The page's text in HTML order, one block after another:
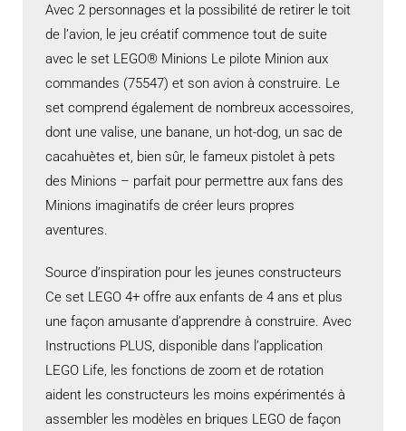
Avec 2 personnages et la possibilité de retirer le toit
de l’avion, le jeu créatif commence tout de suite
avec le set LEGO® Minions Le pilote Minion aux
commandes (75547) et son avion à construire. Le
set comprend également de nombreux accessoires,
dont une valise, une banane, un hot-dog, un sac de
cacahuètes et, bien sûr, le fameux pistolet à pets
des Minions – parfait pour permettre aux fans des
Minions imaginatifs de créer leurs propres
aventures.
Source d’inspiration pour les jeunes constructeurs
Ce set LEGO 4+ offre aux enfants de 4 ans et plus
une façon amusante d’apprendre à construire. Avec
Instructions PLUS, disponible dans l’application
LEGO Life, les fonctions de zoom et de rotation
aident les constructeurs les moins expérimentés à
assembler les modèles en briques LEGO de façon